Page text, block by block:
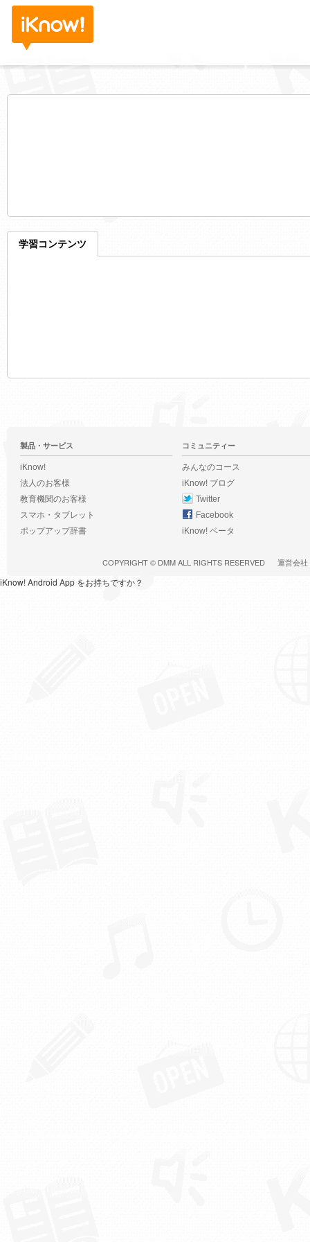
学習コンテンツ
製品・サービス
iKnow!
法人のお客様
教育機関のお客様
スマホ・タブレット
ポップアップ辞書
コミュニティー
みんなのコース
iKnow! ブログ
Twitter
Facebook
iKnow! ベータ
COPYRIGHT © DMMALL RIGHTS RESERVED 運営会社
iKnow! Android App をお持ちですか？